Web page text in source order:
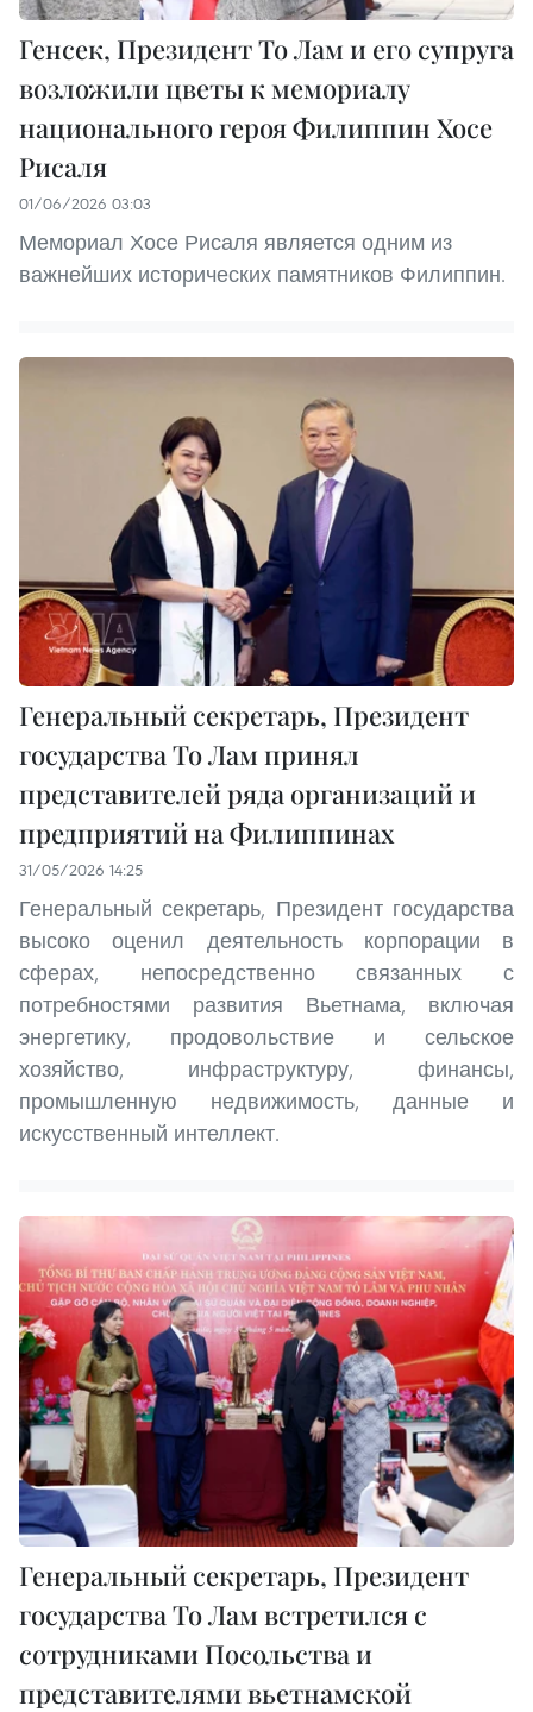
Генсек, Президент То Лам и его супруга
возложили цветы к мемориалу
национального героя Филиппин Хосе
Рисаля
01/06/2026 03:03
Мемориал Хосе Рисаля является одним из
важнейших исторических памятников Филиппин.
Генеральный секретарь, Президент
государства То Лам принял
представителей ряда организаций и
предприятий на Филиппинах
31/05/2026 14:25
Генеральный секретарь, Президент государства
высоко оценил деятельность корпорации в
сферах, непосредственно связанных с
потребностями развития Вьетнама, включая
энергетику, продовольствие и сельское
хозяйство, инфраструктуру, финансы,
промышленную недвижимость, данные и
искусственный интеллект.
Генеральный секретарь, Президент
государства То Лам встретился с
сотрудниками Посольства и
представителями вьетнамской